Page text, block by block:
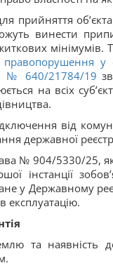
прийняття
винести
мінімумів.
у
№ 640/21784/19
на всіх
від
державної
№ 904/5330/25,
інстанції
у Державному
експлуатацію.
та наявність